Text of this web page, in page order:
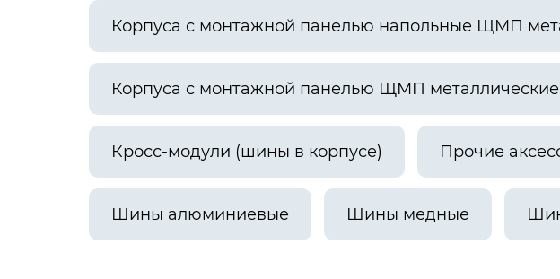
Корпуса с монтажной панелью напольные ЩМП
Корпуса с монтажной панелью ЩМП металлические
Кросс-модули (шины в корпусе) Прочие
Шины алюминиевые Шины медные